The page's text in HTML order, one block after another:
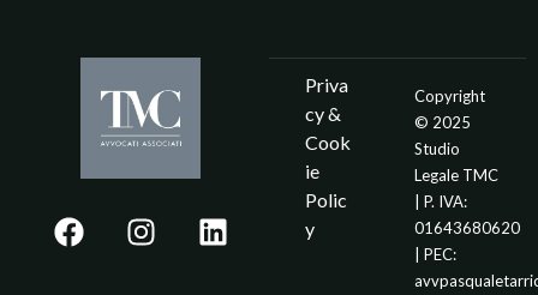
Priva
cy &
Cook
ie
Polic
y
Copyright
© 2025
Studio
Legale TMC
| P. IVA:
01643680620
| PEC: